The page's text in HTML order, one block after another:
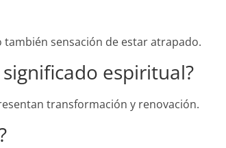
sensación de estar atrapado.
espiritual?
transformación y renovación.